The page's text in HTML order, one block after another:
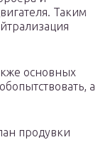
Таким
основных
а
продувки